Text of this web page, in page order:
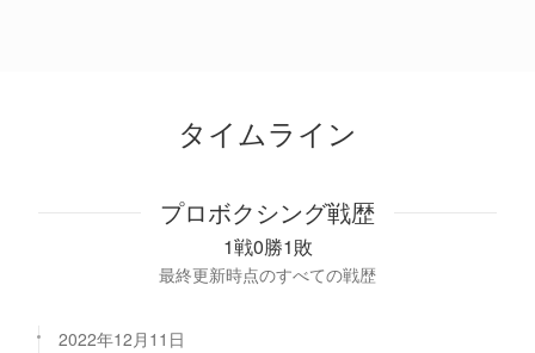
タイムライン
プロボクシング戦歴
1戦0勝1敗
最終更新時点のすべての戦歴
2022年12月11日